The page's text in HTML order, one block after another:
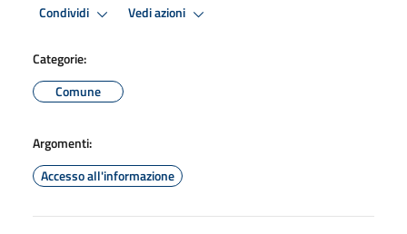
Condividi Vedi azioni
Categorie:
Comune
Argomenti:
Accesso all'informazione